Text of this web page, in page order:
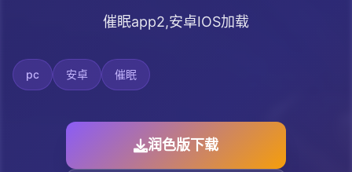
催眠app2,安卓IOS加载
pc 安卓 催眠
润色版下载